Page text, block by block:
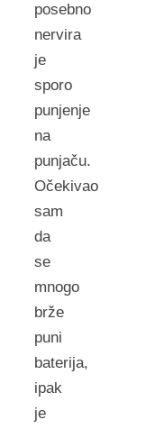
posebno
nervira
je
sporo
punjenje
na
punjaču.
Očekivao
sam
da
se
mnogo
brže
puni
baterija,
ipak
je